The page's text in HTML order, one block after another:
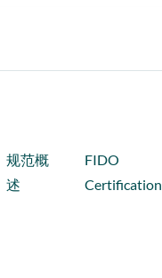
规范概
述
FIDO
Certification